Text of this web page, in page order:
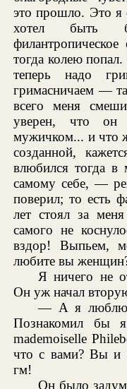
это прошло. Это я
хотел быть
тогда колею
теперь надо
гримасничаем —
всего меня
уверен, что он
мужичком... и что
созданной,
влюбился тогда в
самому себе, —
поверил; то есть
лет стоял за
самого не
вздор! Выпьем,
любите вы
Я ничего не
Он уж начал
— А я люблю
Познакомил бы
mademoiselle
что с вами? Вы и
гм!
Он было